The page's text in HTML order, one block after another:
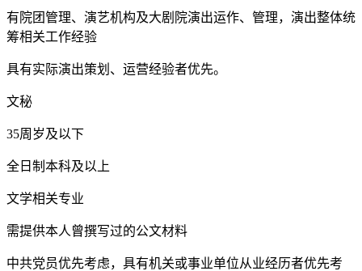
有院团管理、演艺机构及大剧院演出运作、管理，演出整体统
筹相关工作经验
具有实际演出策划、运营经验者优先。
文秘
35周岁及以下
全日制本科及以上
文学相关专业
需提供本人曾撰写过的公文材料
中共党员优先考虑，具有机关或事业单位从业经历者优先考